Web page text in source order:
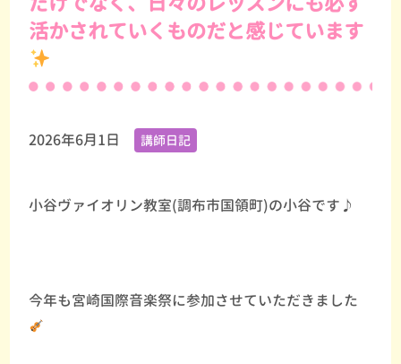
活かされていくものだと感じています
2026年6月1日 講師日記
小谷ヴァイオリン教室(調布市国領町)の小谷です♪
今年も宮崎国際音楽祭に参加させていただきました